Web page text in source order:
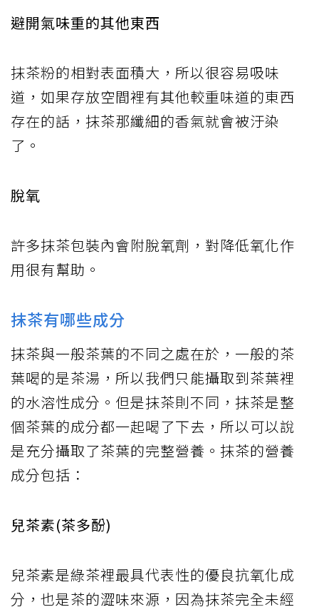
避開氣味重的其他東西
抹茶粉的相對表面積大，所以很容易吸味
道，如果存放空間裡有其他較重味道的東西
存在的話，抹茶那纖細的香氣就會被汙染
了。
脫氧
許多抹茶包裝內會附脫氧劑，對降低氧化作
用很有幫助。
抹茶有哪些成分
抹茶與一般茶葉的不同之處在於，一般的茶
葉喝的是茶湯，所以我們只能攝取到茶葉裡
的水溶性成分。但是抹茶則不同，抹茶是整
個茶葉的成分都一起喝了下去，所以可以說
是充分攝取了茶葉的完整營養。抹茶的營養
成分包括：
兒茶素(茶多酚)
兒茶素是綠茶裡最具代表性的優良抗氧化成
分，也是茶的澀味來源，因為抹茶完全未經